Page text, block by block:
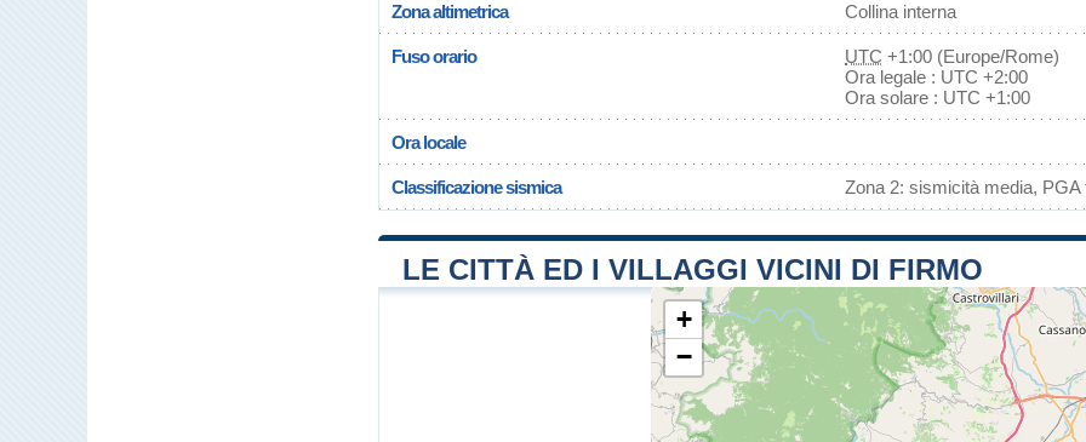
Zona altimetrica Collina interna
Fuso orario UTC +1:00 (Europe/Rome)
Ora legale : UTC +2:00
Ora solare : UTC +1:00
Ora locale
Classificazione sismica Zona 2: sismicità media, PGA
LE CITTÀ ED I VILLAGGI VICINI DI FIRMO
+
−